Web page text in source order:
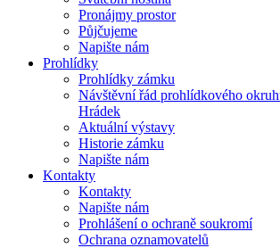
Pronájmy prostor
Půjčujeme
Napište nám
Prohlídky
Prohlídky zámku
Návštěvní řád prohlídkového
Hrádek
Aktuální výstavy
Historie zámku
Napište nám
Kontakty
Kontakty
Napište nám
Prohlášení o ochraně soukromí
Ochrana oznamovatelů